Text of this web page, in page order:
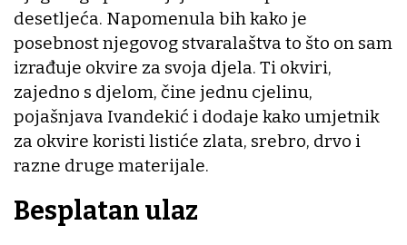
desetljeća. Napomenula bih kako je
posebnost njegovog stvaralaštva to što on sam
izrađuje okvire za svoja djela. Ti okviri,
zajedno s djelom, čine jednu cjelinu,
pojašnjava Ivandekić i dodaje kako umjetnik
za okvire koristi listiće zlata, srebro, drvo i
razne druge materijale.
Besplatan ulaz